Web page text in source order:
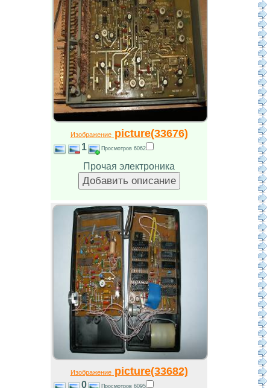
Изображениеpicture(33676)
1 Просмотров 6062
Прочая электроника
Изображениеpicture(33682)
0 Просмотров 6095